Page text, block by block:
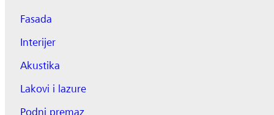
Fasada
Interijer
Akustika
Lakovi i lazure
Podni premaz